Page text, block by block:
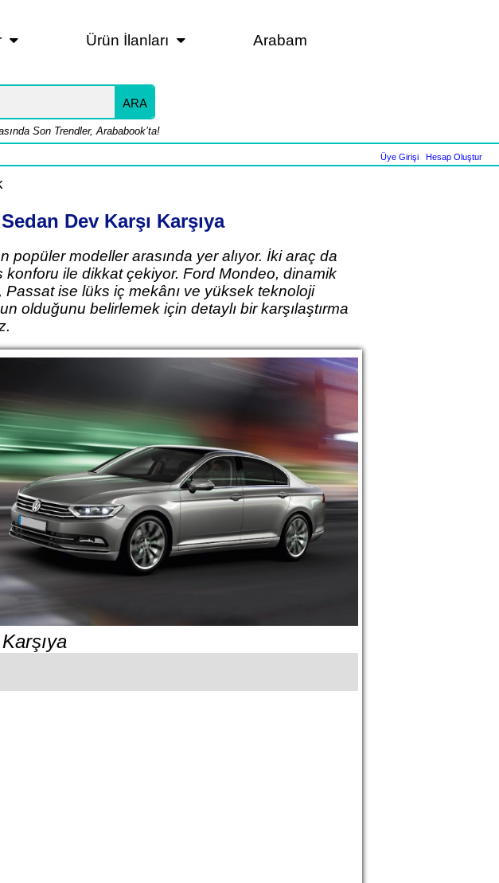
Ürün İlanları Arabam
ARA
Son Trendler, Arababook’ta!
Üye Girişi| Hesap Oluştur
Dev Karşı Karşıya
modeller arasında yer alıyor. İki araç da
ile dikkat çekiyor. Ford Mondeo, dinamik
Passat ise lüks iç mekânı ve yüksek teknoloji
olduğunu belirlemek için detaylı bir karşılaştırma